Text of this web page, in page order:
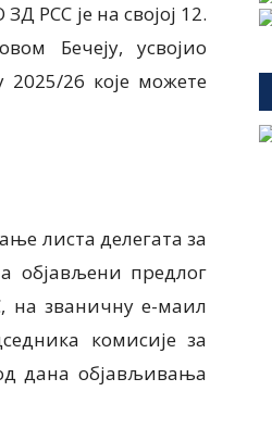
РСС је на својој 12.
Бечеју, усвојио
26 које можете
листа делегата за
објављени предлог
на званичну е-маил
комисије за
дана објављивања